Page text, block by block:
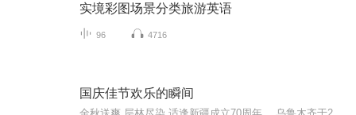
实境彩图场景分类旅游英语
96 4716
国庆佳节欢乐的瞬间